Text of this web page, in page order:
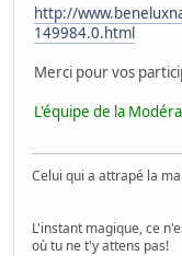
http://
149984.0.html
Merci pour vos
L'équipe de la
Celui qui a attrapé la
L'instant magique, ce
où tu ne t'y attens pas!